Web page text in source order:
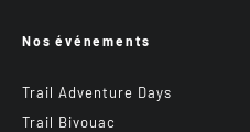
Nos événements
Trail Adventure Days
Trail Bivouac